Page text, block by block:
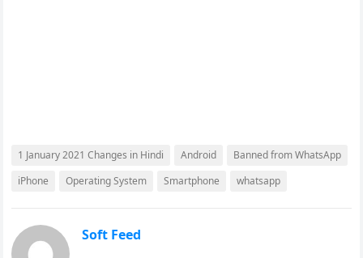
1 January 2021 Changes in Hindi Android
Banned from WhatsApp
iPhone
Operating System Smartphone whatsapp
Soft Feed